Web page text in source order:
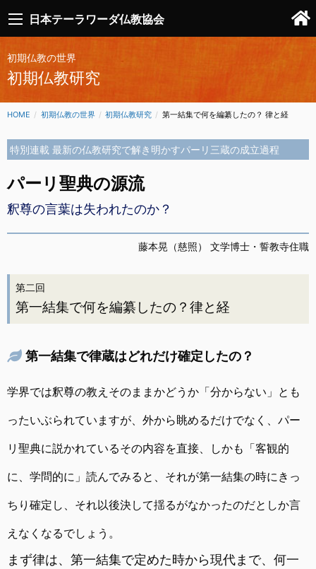
日本テーラワーダ仏教協会
初期仏教の世界
初期仏教研究
HOME 初期仏教の世界 初期仏教研究 CURRENT:
第一結集で何を編纂したの？ 律と経
特別連載 最新の仏教研究で解き明かすパーリ三蔵の成立過程
パーリ聖典の源流
釈尊の言葉は失われたのか？
藤本晃（慈照） 文学博士・誓教寺住職
第二回
第一結集で何を編纂したの？律と経
第一結集で律蔵はどれだけ確定したの？
学界では釈尊の教えそのままかどうか「分からない」とも
ったいぶられていますが、外から眺めるだけでなく、パー
リ聖典に説かれているその内容を直接、しかも「客観的
に、学問的に」読んでみると、それが第一結集の時にきっ
ちり確定し、それ以後決して揺るがなかったのだとしか言
えなくなるでしょう。
まず律は、第一結集で定めた時から現代まで、何一